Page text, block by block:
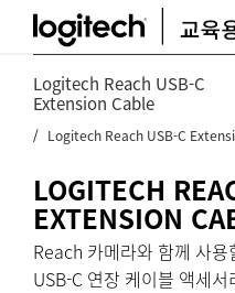
LOGITECH
REACH
USB-
EXTENSION
CABLE
Logitech Reach USB-C
Extension Cable
Logitech Reach USB-C
LOGITECH
EXTENSION
Reach 카메라와 함께 사
USB-C 연장 케이블 액세서